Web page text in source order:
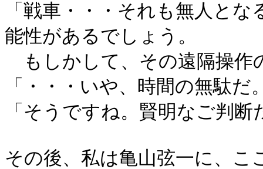
「戦車・・・それも無人と
能性があるでしょう。
もしかして、その遠隔操作
「・・・いや、時間の無駄だ
「そうですね。賢明なご判
その後、私は亀山弦一に、